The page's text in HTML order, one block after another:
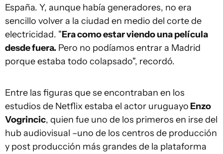
España. Y, aunque había generadores, no era
sencillo volver a la ciudad en medio del corte de
electricidad. "Era como estar viendo una película
desde fuera. Pero no podíamos entrar a Madrid
porque estaba todo colapsado", recordó.
Entre las figuras que se encontraban en los
estudios de Netflix estaba el actor uruguayo Enzo
Vogrincic, quien fue uno de los primeros en irse del
hub audiovisual –uno de los centros de producción
y post producción más grandes de la plataforma